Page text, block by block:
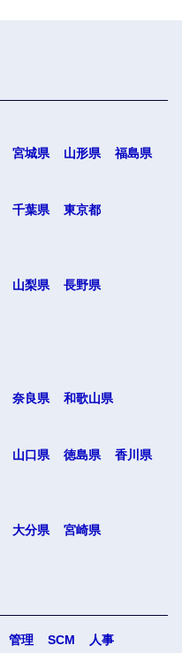
宮城県 山形県 福島県
千葉県
東京都
山梨県 長野県
奈良県 和歌山県
山口県 徳島県
香川県
大分県
宮崎県
管理 SCM
人事